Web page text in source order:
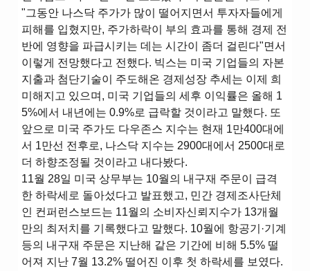
"그동안 나스닥 주가가 많이 떨어지면서 투자자들에게
피해를 입혔지만, 주가하락이 부의 효과를 통해 경제 전
반에 영향을 파급시키는 데는 시간이 좀더 걸린다"면서
이렇게 전망했다고 전했다. 빅스는 미국 기업들의 자본
지출과 첨단기술이 주도해온 경제성장 추세는 이제 희
미해지고 있으며, 미국 기업들의 세후 이익률은 올해 1
5%에서 내년에는 0.9%로 급락할 것이라고 말했다. 또
앞으로 미국 주가도 다우존스 지수는 현재 1만400대에
서 1만선 전후로, 나스닥 지수는 2900대에서 2500대로
더 하향조정될 것이라고 내다봤다.
11월 28일 미국 상무부는 10월의 내구재 주문이 급격
한 하락세로 돌아섰다고 발표했고, 민간 경제조사단체
인 컨퍼런스보드는 11월의 소비자신뢰지수가 13개월
만의 최저치를 기록했다고 말했다. 10월에 항공기·기계
등의 내구재 주문은 지난해 같은 기간에 비해 5.5% 떨
어져 지난 7월 13.2% 떨어진 이후 첫 하락세를 보였다.